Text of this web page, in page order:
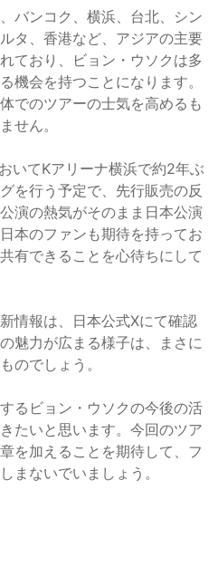
バンコク、横浜、台北、シン
タ、香港など、アジアの主要
ており、ビョン・ウソクは多
機会を持つことになります。
でのツアーの士気を高めるも
せん。
いてKアリーナ横浜で約2年ぶ
を行う予定で、先行販売の反
演の熱気がそのまま日本公演
本のファンも期待を持ってお
有できることを心待ちにして
情報は、日本公式Xにて確認
魅力が広まる様子は、まさに
のでしょう。
るビョン・ウソクの今後の活
たいと思います。今回のツア
を加えることを期待して、フ
まないでいましょう。